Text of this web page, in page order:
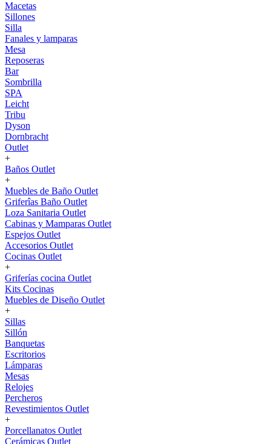
Macetas
Sillones
Silla
Fanales y lamparas
Mesa
Reposeras
Bar
Sombrilla
SPA
Leicht
Tribu
Dyson
Dornbracht
Outlet
+
Baños Outlet
+
Muebles de Baño Outlet
Griferîas Baño Outlet
Loza Sanitaria Outlet
Cabinas y Mamparas Outlet
Espejos Outlet
Accesorios Outlet
Cocinas Outlet
+
Griferías cocina Outlet
Kits Cocinas
Muebles de Diseño Outlet
+
Sillas
Sillón
Banquetas
Escritorios
Lámparas
Mesas
Relojes
Percheros
Revestimientos Outlet
+
Porcellanatos Outlet
Cerámicas Outlet